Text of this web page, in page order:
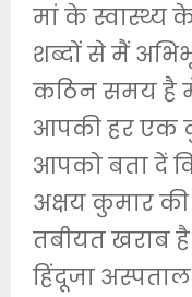
मां के स्वास्थ्य
शब्दों से मैं
कठिन समय है
आपकी हर एक
आपको बता दें
अक्षय कुमार
तबीयत खराब
हिंदूजा अस्पताल